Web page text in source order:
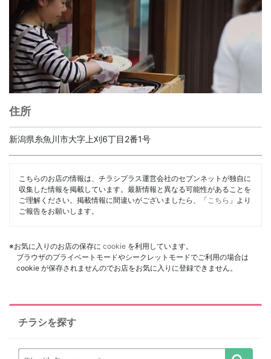
住所
新潟県糸魚川市大字上刈6丁目2番1号
こちらのお店の情報は、チラシプラス運営会社のセブンネットが独自に
収集した情報を掲載しています。最新情報と異なる可能性があることを
ご理解ください。掲載情報に間違いがございましたら、「 こちら 」より
ご報告をお願いします。
※お気に入りのお店の保存に cookie を利用しています。
ブラウザのプライベートモードやシークレットモードでご利用の場合は
cookie が保存されませんのでお店をお気に入りに登録できません。
チラシを探す